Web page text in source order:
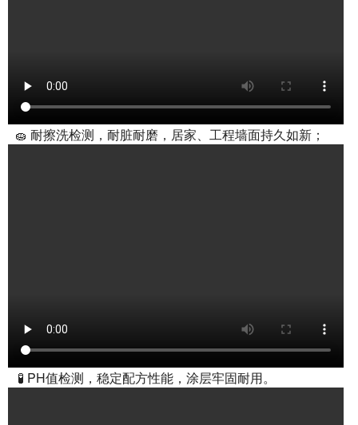
🧽 耐擦洗检测，耐脏耐磨，居家、工程墙面持久如新；
🧪 PH值检测，稳定配方性能，涂层牢固耐用。